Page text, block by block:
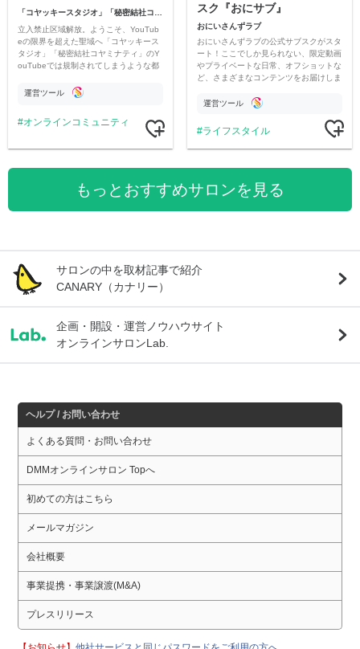
立入禁止区域解放。ようこそ、YouTub
eの限界を超えた聖域へ「コヤッキース
タジオ」「秘密結社コヤミナティ」のY
ouTubeでは規制されてしまうような都
公開。
運営ツール
オンラインコミュニティ
スク『おにサブ』
おにいさんずラブ
おにいさんずラブの公式サブスクがスタ
ート！ここでしか見られない、限定動画
やプライベートな日常、オフショットな
ど、さまざまなコンテンツをお届けしま
運営ツール
ライフスタイル
もっとおすすめサロンを見る
サロンの中を取材記事で紹介
CANARY（カナリー）
企画・開設・運営ノウハウサイト
オンラインサロンLab.
ヘルプ / お問い合わせ
よくある質問・お問い合わせ
DMMオンラインサロン Topへ
初めての方はこちら
メールマガジン
会社概要
事業提携・事業譲渡(M&A)
プレスリリース